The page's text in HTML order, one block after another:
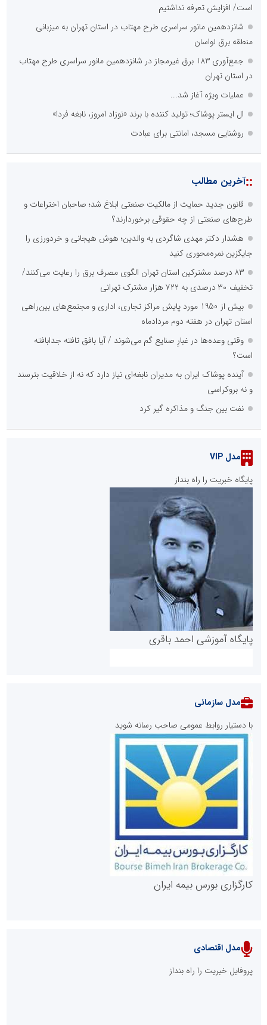
است/ افزایش تعرفه نداشتیم
شانزدهمین مانور سراسری طرح مهتاب در استان تهران به میزبانی
منطقه برق لواسان
جمع‌آوری 183 برق غیرمجاز در شانزدهمین مانور سراسری طرح مهتاب
در استان تهران
عملیات ویژه آغاز شد...
ال ایستر پوشاک؛ تولید کننده با برند «نوزاد امروز، نابغه فردا»
روشنایی مسجد، امانتی برای عبادت
::آخرین مطالب
قانون جدید حمایت از مالکیت صنعتی ابلاغ شد؛ صاحبان اختراعات و
طرح‌های صنعتی از چه حقوقی برخوردارند؟
هشدار دکتر مهدی شاگردی به والدین؛ هوش هیجانی و خردورزی را
جایگزین نمره‌محوری کنید
۸۳ درصد مشترکین استان تهران الگوی مصرف برق را رعایت می‌کنند/
تخفیف ۳۰ درصدی به ۷۲۲ هزار مشترک تهرانی
بیش از 1950 مورد پایش مراکز تجاری، اداری و مجتمع‌های بین‌راهی
استان تهران در هفته دوم مردادماه
وقتی وعده‌ها در غبارِ صنایع گم می‌شوند / آیا بافق تافته جدابافته
است؟
آینده پوشاک ایران به مدیران نابغه‌ای نیاز دارد که نه از خلاقیت بترسند
و نه بروکراسی
نفت بین جنگ و مذاکره گیر کرد
مدل VIP
پایگاه خبریت را راه بنداز
پایگاه آموزشی احمد باقری
روابط عمومی خبرگزاری گزارش خبر
پایگاه خبری نهضت ملی مسکن
مدل سازمانی
با دستیار روابط عمومی صاحب رسانه شوید
کارگزاری بورس بیمه ایران
مدل اقتصادی
پروفایل خبریت را راه بنداز